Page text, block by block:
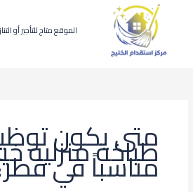
الموقع متاج للتأجير أو التنازل
متى يكون
طباخة منزلية
مناسباً في قطر؟